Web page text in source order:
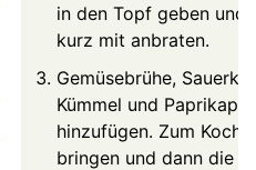
in den Topf geben und
kurz mit anbraten.
Gemüsebrühe,
Kümmel und
hinzufügen. Zum
bringen und dann die